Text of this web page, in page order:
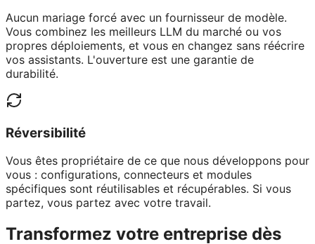
Aucun mariage forcé avec un fournisseur de modèle.
Vous combinez les meilleurs LLM du marché ou vos
propres déploiements, et vous en changez sans réécrire
vos assistants. L'ouverture est une garantie de
durabilité.
Réversibilité
Vous êtes propriétaire de ce que nous développons pour
vous : configurations, connecteurs et modules
spécifiques sont réutilisables et récupérables. Si vous
partez, vous partez avec votre travail.
Transformez votre entreprise dès